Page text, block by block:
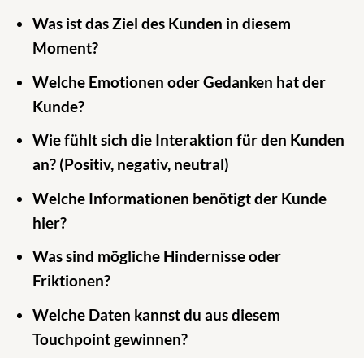
Was ist das Ziel des Kunden in diesem
Moment?
Welche Emotionen oder Gedanken hat der
Kunde?
Wie fühlt sich die Interaktion für den Kunden
an? (Positiv, negativ, neutral)
Welche Informationen benötigt der Kunde
hier?
Was sind mögliche Hindernisse oder
Friktionen?
Welche Daten kannst du aus diesem
Touchpoint gewinnen?